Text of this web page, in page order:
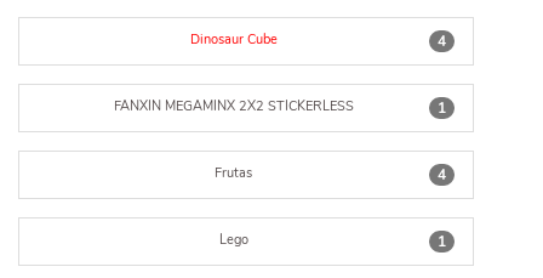
4
Dinosaur Cube
1
FANXIN MEGAMINX 2X2 STICKERLESS
4
Frutas
1
Lego